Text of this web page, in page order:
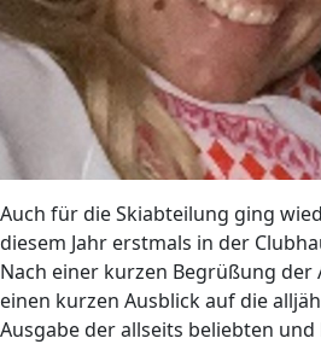
Auch für die Skiabteilung ging
diesem Jahr erstmals in der
Nach einer kurzen Begrüßung
einen kurzen Ausblick auf die
Ausgabe der allseits beliebten